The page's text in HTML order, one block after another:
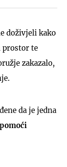
doživjeli kako
prostor te
zakazalo,
da je jedna